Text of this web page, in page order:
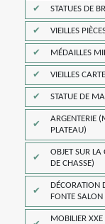
STATUES DE
VIEILLES
MÉDAILLES
VIEILLES
STATUE DE
ARGENTERIE
PLATEAU)
OBJET SUR
DE CHASSE)
DÉCORATION
FONTE SALON
MOBILIER